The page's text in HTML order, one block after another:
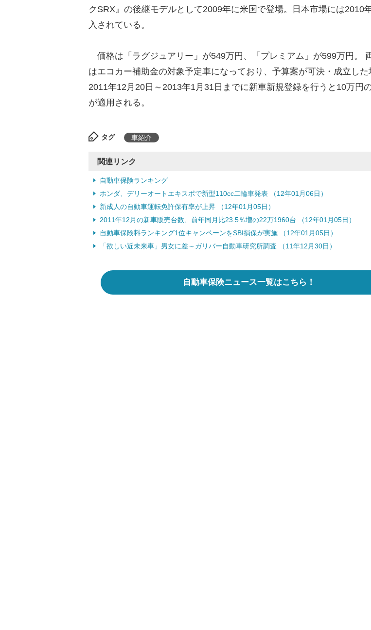
クSRX』の後継モデルとして2009年に米国で登場。日本市場には2010
入されている。
価格は「ラグジュアリー」が549万円、「プレミアム」が599万円。
はエコカー補助金の対象予定車になっており、予算案が可決・成立した
2011年12月20日～2013年1月31日までに新車新規登録を行うと10万円
が適用される。
タグ 車紹介
関連リンク
自動車保険ランキング
ホンダ、デリーオートエキスポで新型110cc二輪車発表 （12年01月06日）
新成人の自動車運転免許保有率が上昇 （12年01月05日）
2011年12月の新車販売台数、前年同月比23.5％増の22万1960台 （12年01月05日）
自動車保険料ランキング1位キャンペーンをSBI損保が実施 （12年01月05日）
「欲しい近未来車」男女に差～ガリバー自動車研究所調査 （11年12月30日）
自動車保険ニュース一覧はこちら！